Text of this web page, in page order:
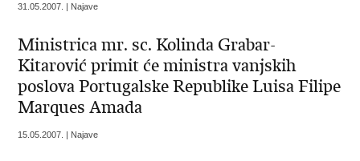
31.05.2007. | Najave
Ministrica mr. sc. Kolinda Grabar-
Kitarović primit će ministra vanjskih
poslova Portugalske Republike Luisa Filipe
Marques Amada
15.05.2007. | Najave